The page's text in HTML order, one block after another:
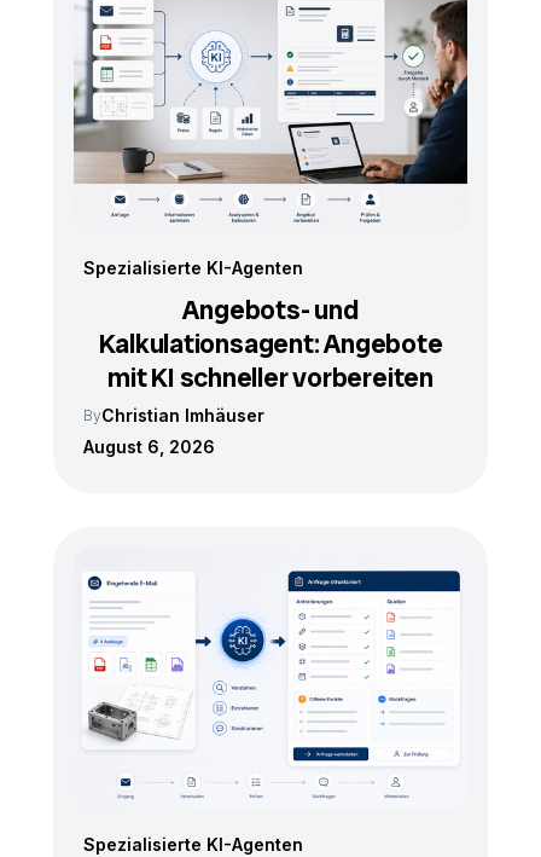
Spezialisierte KI-Agenten
Angebots- und
Kalkulationsagent: Angebote
mit KI schneller vorbereiten
ByChristian Imhäuser
August 6, 2026
Spezialisierte KI-Agenten